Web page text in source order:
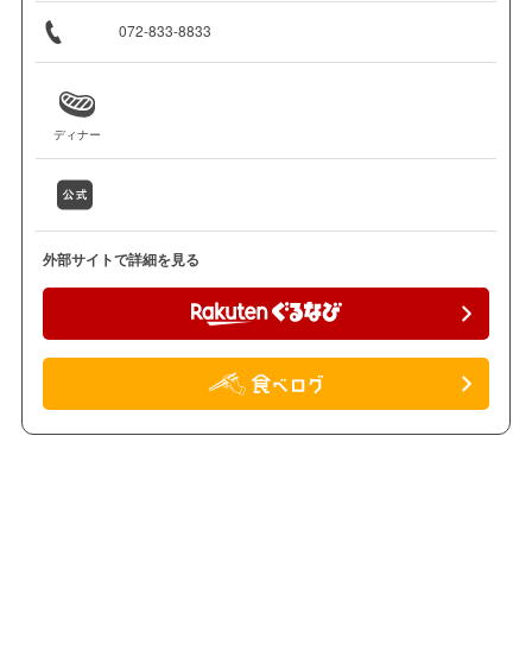
072-833-8833
ディナー
外部サイトで詳細を見る